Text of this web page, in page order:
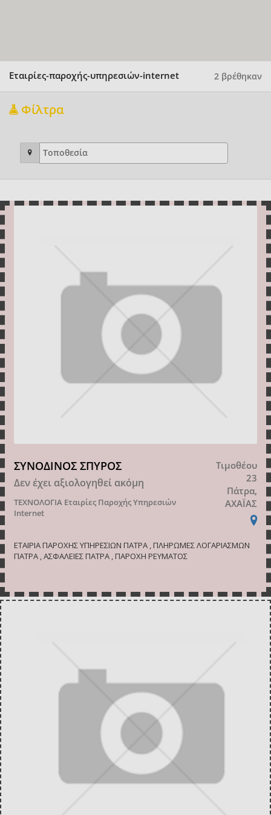
Εταιρίες-παροχής-υπηρεσιών-internet 2 βρέθηκαν
Φίλτρα
ΣΥΝΟΔΙΝΟΣ ΣΠΥΡΟΣ
Δεν έχει αξιολογηθεί ακόμη
ΤΕΧΝΟΛΟΓΙΑ Εταιρίες Παροχής Υπηρεσιών
Internet
Τιμοθέου
23
Πάτρα,
ΑΧΑΪΑΣ
ΕΤΑΙΡΙΑ ΠΑΡΟΧΗΣ ΥΠΗΡΕΣΙΩΝ ΠΑΤΡΑ , ΠΛΗΡΩΜΕΣ ΛΟΓΑΡΙΑΣΜΩΝ
ΠΑΤΡΑ , ΑΣΦΑΛΕΙΕΣ ΠΑΤΡΑ , ΠΑΡΟΧΗ ΡΕΥΜΑΤΟΣ